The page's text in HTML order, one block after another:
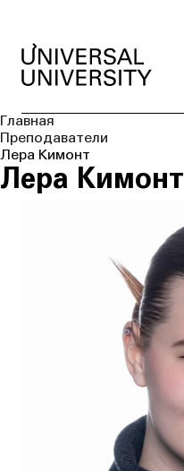
Главная
Преподаватели
Лера Кимонт
Лера Кимонт